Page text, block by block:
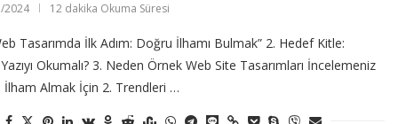
2024 12 dakika Okuma Süresi
Tasarımda İlk Adım: Doğru İlhamı Bulmak” 2. Hedef Kitle:
Okumalı? 3. Neden Örnek Web Site Tasarımları İncelemeniz
İlham Almak İçin 2. Trendleri …